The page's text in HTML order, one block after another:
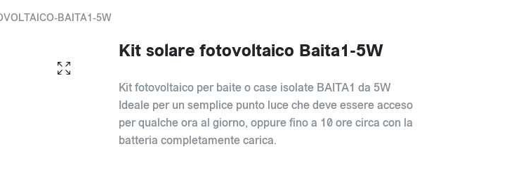
BAITA1-5W
Kit solare fotovoltaico Baita1-5W
Kit fotovoltaico per baite o case isolate BAITA1 da 5W
Ideale per un semplice punto luce che deve essere acceso
per qualche ora al giorno, oppure fino a 10 ore circa con la
batteria completamente carica.